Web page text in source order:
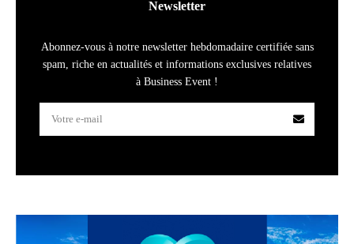
Newsletter
Abonnez-vous à notre newsletter hebdomadaire certifiée sans
spam, riche en actualités et informations exclusives relatives
à Business Event !